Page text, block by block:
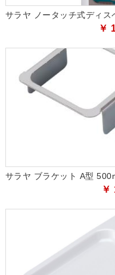
サラヤ ノータッチ式ディ
￥
サラヤ ブラケット A型
￥